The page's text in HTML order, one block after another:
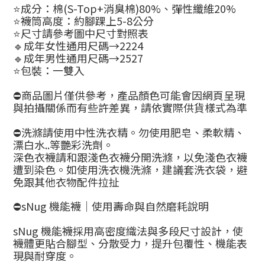
⭐️成分：棉(S-Top+消臭棉)80%、彈性纖維20%
⭐️襪筒高度：約腳踝上5-8公分
⭐️尺寸請參考圖中尺寸對照表
🔹成年女性通用尺碼→2224
🔹成年男性通用尺碼→2527
⭐️包裝：一雙入
⛔商品圖片僅供參考，產品顏色可能會因網頁呈現
與拍攝關係而有些許差異，請依實際供貨樣式為準
⛔洗滌請使用中性洗衣精。勿使用肥皂、柔軟精、
漂白水..等艷彩洗劑。
深色衣襪請和跟淺色衣襪分開洗滌，以免淺色衣襪
遭到染色。如使用洗衣機洗滌，建議套洗衣袋，避
免跟其他衣物配件拉扯
⛔sNug 機能襪｜使用壽命與自然磨耗說明
sNug 機能襪採用高密度織法與多段尺寸設計，使
襪體更貼合腳型、分散受力，提升包覆性、機能表
現與耐穿度。